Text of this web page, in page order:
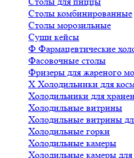
Столы комбинированные
Столы морозильные
Суши кейсы
Ф Фармацевтические
Фасовочные столы
Фризеры для жареного
Х Холодильники для
Холодильники для
Холодильные витрины
Холодильные витрины
Холодильные горки
Холодильные камеры
Холодильные камеры для